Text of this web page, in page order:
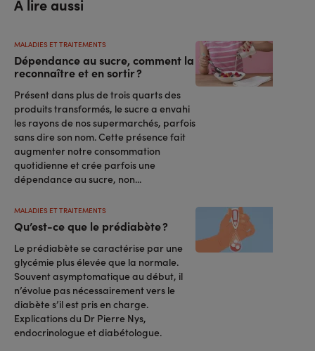
A lire aussi
Dépendance au sucre, comment la
reconnaître et en sortir ?
MALADIES ET TRAITEMENTS
Présent dans plus de trois quarts des
produits transformés, le sucre a envahi
les rayons de nos supermarchés, parfois
sans dire son nom. Cette présence fait
augmenter notre consommation
quotidienne et crée parfois une
dépendance au sucre, non...
Qu’est-ce que le prédiabète ?
MALADIES ET TRAITEMENTS
Le prédiabète se caractérise par une
glycémie plus élevée que la normale.
Souvent asymptomatique au début, il
n’évolue pas nécessairement vers le
diabète s’il est pris en charge.
Explications du Dr Pierre Nys,
endocrinologue et diabétologue.